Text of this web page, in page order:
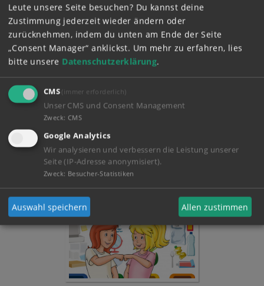
Mein Tagebuch!
Leute unsere Seite besuchen? Du kannst deine
Zustimmung jederzeit wieder ändern oder
zurücknehmen, indem du unten am Ende der Seite
„Consent Manager“ anklickst. Um mehr zu erfahren, lies
bitte unsere Datenschutzerklärung.
CMS (immer erforderlich)
Unser CMS und Consent Management
Zweck: CMS
Google Analytics
Wir analysieren und verbessern die Leistung unserer
Seite (IP-Adresse anonymisiert).
Zweck: Besucher-Statistiken
Auswahl speichern Allen zustimmen